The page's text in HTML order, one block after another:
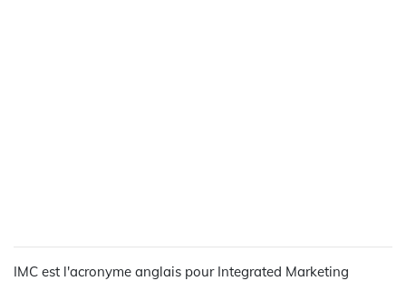
IMC est l'acronyme anglais pour Integrated Marketing